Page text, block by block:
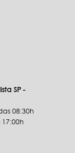
SP -
08:30h